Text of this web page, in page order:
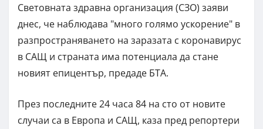
Световната здравна организация (СЗО) заяви
днес, че наблюдава "много голямо ускорение" в
разпространяването на заразата с коронавирус
в САЩ и страната има потенциала да стане
новият епицентър, предаде БТА.
През последните 24 часа 84 на сто от новите
случаи са в Европа и САЩ, каза пред репортери